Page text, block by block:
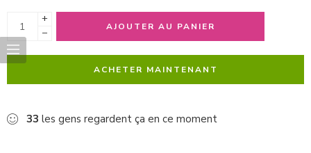
+
−
AJOUTER AU PANIER
ACHETER MAINTENANT
33 les gens regardent ça en ce moment